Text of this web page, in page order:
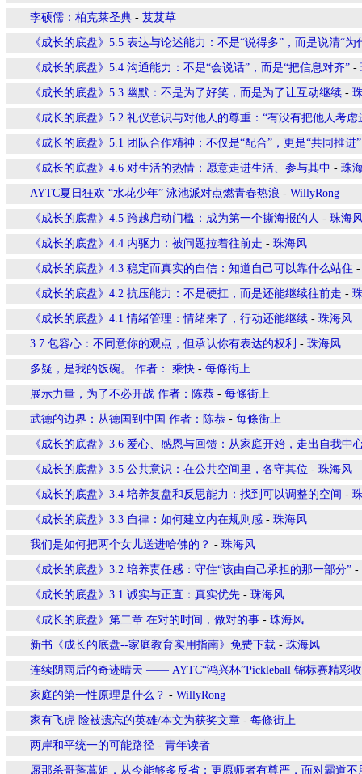
李硕儒：柏克莱圣典 - 芨芨草
《成长的底盘》5.5 表达与论述能力：不是“说得多”，而是说清“为
《成长的底盘》5.4 沟通能力：不是“会说话”，而是“把信息对齐” -
《成长的底盘》5.3 幽默：不是为了好笑，而是为了让互动继续 -
《成长的底盘》5.2 礼仪意识与对他人的尊重：“有没有把他人考虑
《成长的底盘》5.1 团队合作精神：不仅是“配合”，更是“共同推进”
《成长的底盘》4.6 对生活的热情：愿意走进生活、参与其中 - 珠
AYTC夏日狂欢 “水花少年” 泳池派对点燃青春热浪 - WillyRong
《成长的底盘》4.5 跨越启动门槛：成为第一个撕海报的人 - 珠海
《成长的底盘》4.4 内驱力：被问题拉着往前走 - 珠海风
《成长的底盘》4.3 稳定而真实的自信：知道自己可以靠什么站住
《成长的底盘》4.2 抗压能力：不是硬扛，而是还能继续往前走 -
《成长的底盘》4.1 情绪管理：情绪来了，行动还能继续 - 珠海风
3.7 包容心：不同意你的观点，但承认你有表达的权利 - 珠海风
多疑，是我的饭碗。 作者： 乘快 - 每條街上
展示力量，为了不必开战 作者：陈恭 - 每條街上
武德的边界：从德国到中国 作者：陈恭 - 每條街上
《成长的底盘》3.6 爱心、感恩与回馈：从家庭开始，走出自我中
《成长的底盘》3.5 公共意识：在公共空间里，各守其位 - 珠海风
《成长的底盘》3.4 培养复盘和反思能力：找到可以调整的空间 -
《成长的底盘》3.3 自律：如何建立内在规则感 - 珠海风
我们是如何把两个女儿送进哈佛的？ - 珠海风
《成长的底盘》3.2 培养责任感：守住“该由自己承担的那一部分” -
《成长的底盘》3.1 诚实与正直：真实优先 - 珠海风
《成长的底盘》第二章 在对的时间，做对的事 - 珠海风
新书《成长的底盘--家庭教育实用指南》免费下载 - 珠海风
连续阴雨后的奇迹晴天 —— AYTC“鸿兴杯”Pickleball 锦标赛精彩
家庭的第一性原理是什么？ - WillyRong
家有飞虎 险被遗忘的英雄/本文为获奖文章 - 每條街上
两岸和平统一的可能路径 - 青年读者
愿那杀哥蓬蒿姐，从今能够多反省；更愿师者有尊严，面对霸道不